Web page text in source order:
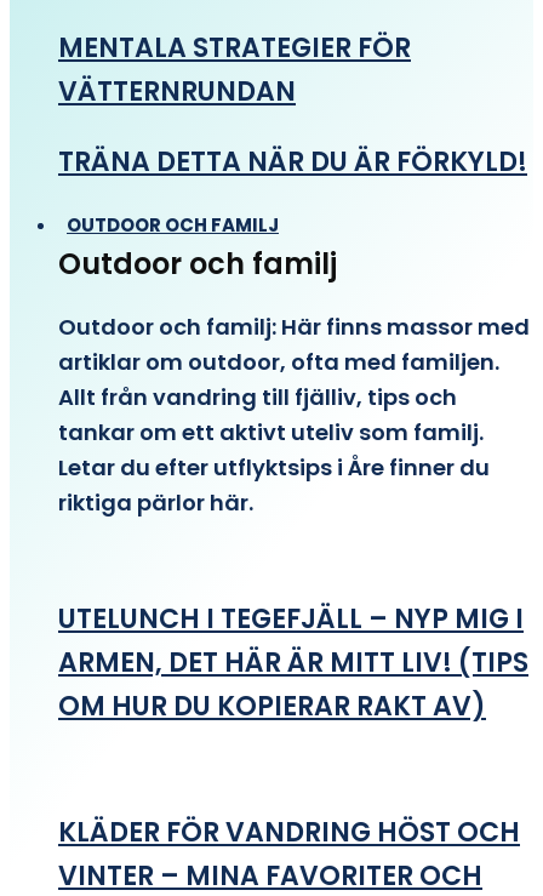
MENTALA STRATEGIER FÖR
VÄTTERNRUNDAN
TRÄNA DETTA NÄR DU ÄR FÖRKYLD!
OUTDOOR OCH FAMILJ
Outdoor och familj
Outdoor och familj: Här finns massor med
artiklar om outdoor, ofta med familjen.
Allt från vandring till fjälliv, tips och
tankar om ett aktivt uteliv som familj.
Letar du efter utflyktsips i Åre finner du
riktiga pärlor här.
UTELUNCH I TEGEFJÄLL – NYP MIG I
ARMEN, DET HÄR ÄR MITT LIV! (TIPS
OM HUR DU KOPIERAR RAKT AV)
KLÄDER FÖR VANDRING HÖST OCH
VINTER – MINA FAVORITER OCH